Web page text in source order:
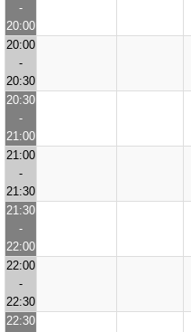
-
20:00
20:00
-
20:30
20:30
-
21:00
21:00
-
21:30
21:30
-
22:00
22:00
-
22:30
22:30